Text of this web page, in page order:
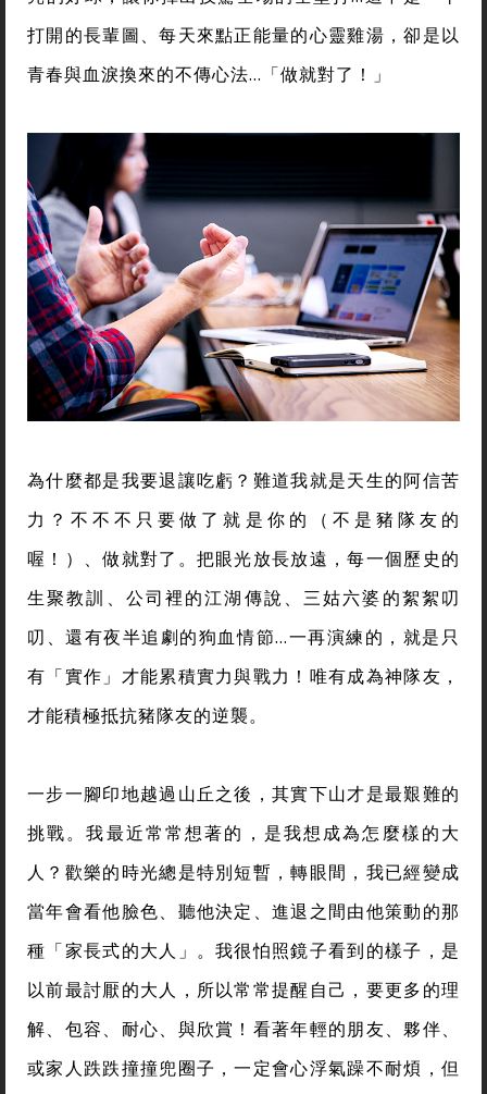
打開的長輩圖、每天來點正能量的心靈雞湯，卻是以
青春與血淚換來的不傳心法…「做就對了！」
為什麼都是我要退讓吃虧？難道我就是天生的阿信苦
力？不不不只要做了就是你的（不是豬隊友的
喔！）、做就對了。把眼光放長放遠，每一個歷史的
生聚教訓、公司裡的江湖傳說、三姑六婆的絮絮叨
叨、還有夜半追劇的狗血情節…一再演練的，就是只
有「實作」才能累積實力與戰力！唯有成為神隊友，
才能積極抵抗豬隊友的逆襲。
一步一腳印地越過山丘之後，其實下山才是最艱難的
挑戰。我最近常常想著的，是我想成為怎麼樣的大
人？歡樂的時光總是特別短暫，轉眼間，我已經變成
當年會看他臉色、聽他決定、進退之間由他策動的那
種「家長式的大人」。我很怕照鏡子看到的樣子，是
以前最討厭的大人，所以常常提醒自己，要更多的理
解、包容、耐心、與欣賞！看著年輕的朋友、夥伴、
或家人跌跌撞撞兜圈子，一定會心浮氣躁不耐煩，但